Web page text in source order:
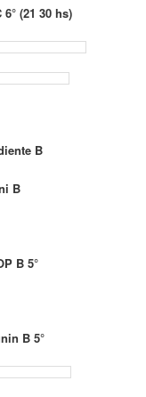
(21 30 hs)
B
B
B 5°
B 5°